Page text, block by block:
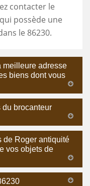
contacter le
possède une
le 86230.
meilleure adresse
biens dont vous
du brocanteur
de Roger antiquité
vos objets de